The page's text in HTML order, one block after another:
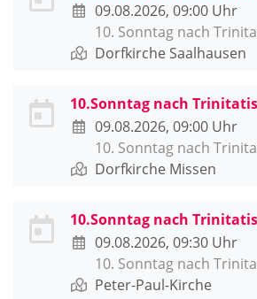
09.08.2026, 09:00 Uhr
10. Sonntag nach
Dorfkirche Saalhausen
10.Sonntag nach Trinitatis
09.08.2026, 09:00 Uhr
10. Sonntag nach
Dorfkirche Missen
10.Sonntag nach Trinitatis
09.08.2026, 09:30 Uhr
10. Sonntag nach
Peter-Paul-Kirche